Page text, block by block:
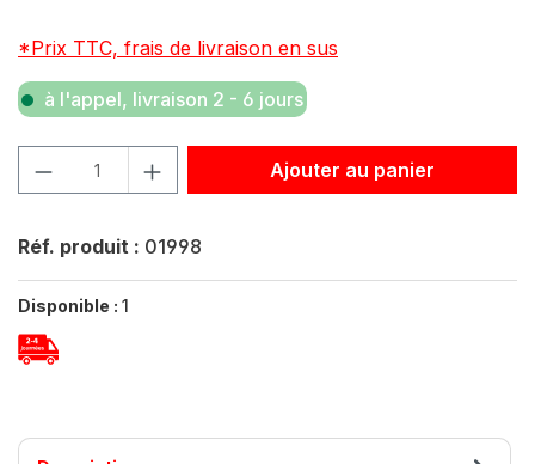
*Prix TTC, frais de livraison en sus
à l'appel, livraison 2 - 6 jours
Quantité de produit : Entrez la quantité souhaitée ou
Ajouter au panier
Réf. produit : 01998
Disponible : 1